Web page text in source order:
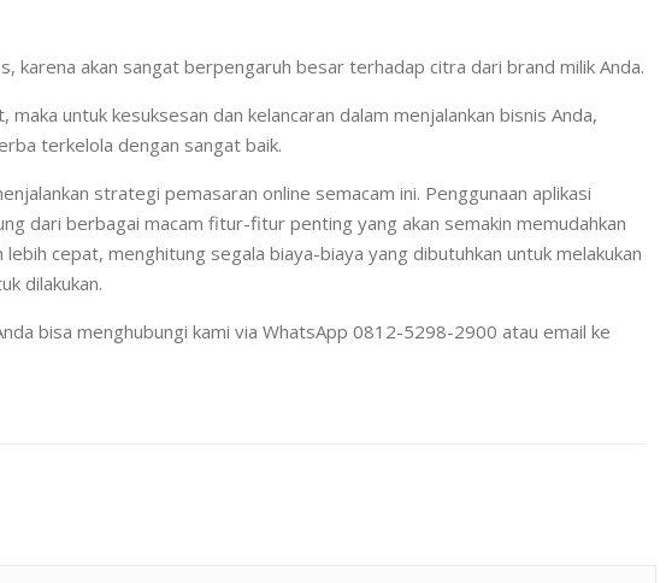
karena akan sangat berpengaruh besar terhadap citra dari brand milik Anda.
untuk kesuksesan dan kelancaran dalam menjalankan bisnis Anda,
terkelola dengan sangat baik.
strategi pemasaran online semacam ini. Penggunaan aplikasi
dari berbagai macam fitur-fitur penting yang akan semakin memudahkan
cepat, menghitung segala biaya-biaya yang dibutuhkan untuk melakukan
dilakukan.
bisa menghubungi kami via WhatsApp 0812-5298-2900 atau email ke